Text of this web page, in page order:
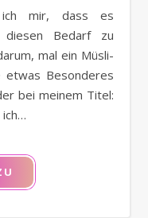
mir, dass es
diesen Bedarf zu
mal ein Müsli-
Besonderes
bei meinem Titel:
ich…